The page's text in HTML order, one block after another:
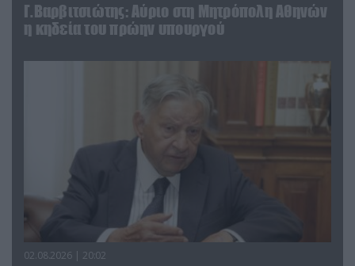
Γ.Βαρβιτσιώτης: Aύριο στη Μητρόπολη Αθηνών
η κηδεία του πρώην υπουργού
02.08.2026 | 20:02